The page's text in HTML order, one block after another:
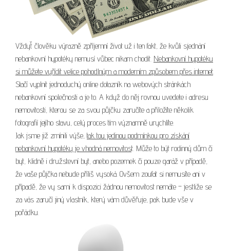
Vždyť člověku výrazně zpříjemní život už i ten fakt, že kvůli sjednání
nebankovní hypotéky nemusí vůbec nikam chodit. Nebankovní hypotéku
si můžete vyřídit velice pohodlným a moderním způsobem přes internet
Stačí vyplnit jednoduchý online dotazník na webových stránkách
nebankovní společnosti a je to. A když do něj rovnou uvedete i adresu
nemovitosti, kterou se za svou půjčku zaručíte a přiložíte několik
fotografií jejího stavu, celý proces tím významně urychlíte.
Jak jsme již zmínili výše, tak tou jedinou podmínkou pro získání
nebankovní hypotéky je vhodná nemovitost. Může to být rodinný dům či
byt, klidně i družstevní byt, anebo pozemek či pouze garáž v případě,
že vaše půjčka nebude příliš vysoká. Ovšem zoufat si nemusíte ani v
případě, že vy sami k dispozici žádnou nemovitost nemáte – jestliže se
za vás zaručí jiný vlastník, který vám důvěřuje, pak bude vše v
pořádku.